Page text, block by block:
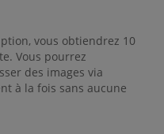
vous obtiendrez 10
Vous pourrez
des images via
à la fois sans aucune